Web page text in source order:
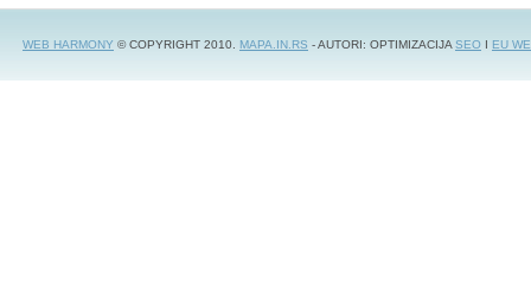
WEB HARMONY © COPYRIGHT 2010. MAPA.IN.RS - AUTORI: OPTIMIZACIJASEO I EU